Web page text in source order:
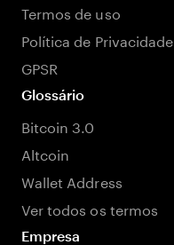
Termos de uso
Política de Privacidade
GPSR
Glossário
Bitcoin 3.0
Altcoin
Wallet Address
Ver todos os termos
Empresa